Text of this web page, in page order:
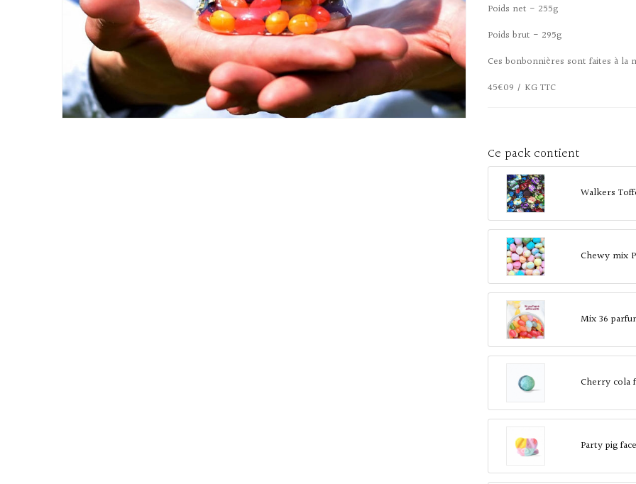
Poids net - 255g
Poids brut - 295g
Ces bonbonnières sont faites à
45€09 / KG TTC
Ce pack contient
Walkers
Chewy mix
Mix 36
Cherry cola
Party pig